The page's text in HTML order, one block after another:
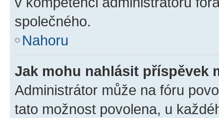
společného.
Nahoru
Jak mohu nahlásit příspěvek
Administrátor může na fóru
tato možnost povolena, u